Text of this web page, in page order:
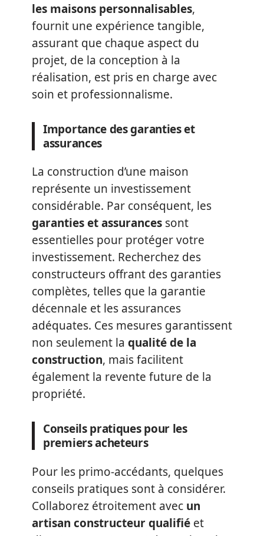
les maisons personnalisables,
fournit une expérience tangible,
assurant que chaque aspect du
projet, de la conception à la
réalisation, est pris en charge avec
soin et professionnalisme.
Importance des garanties et
assurances
La construction d’une maison
représente un investissement
considérable. Par conséquent, les
garanties et assurances sont
essentielles pour protéger votre
investissement. Recherchez des
constructeurs offrant des garanties
complètes, telles que la garantie
décennale et les assurances
adéquates. Ces mesures garantissent
non seulement la qualité de la
construction, mais facilitent
également la revente future de la
propriété.
Conseils pratiques pour les
premiers acheteurs
Pour les primo-accédants, quelques
conseils pratiques sont à considérer.
Collaborez étroitement avec un
artisan constructeur qualifié et